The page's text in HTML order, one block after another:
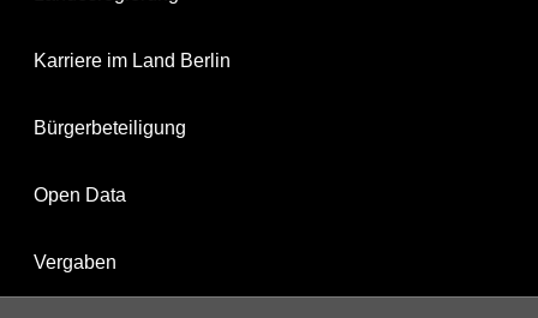
Karriere im Land Berlin
Bürgerbeteiligung
Open Data
Vergaben